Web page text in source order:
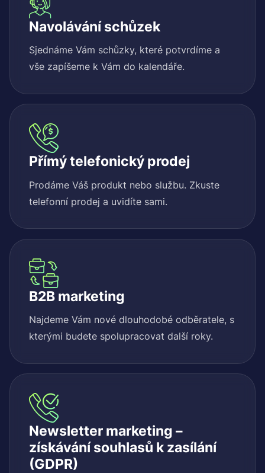
Navolávání schůzek
Sjednáme Vám schůzky, které potvrdíme a
vše zapíšeme k Vám do kalendáře.
Přímý telefonický prodej
Prodáme Váš produkt nebo službu. Zkuste
telefonní prodej a uvidíte sami.
B2B marketing
Najdeme Vám nové dlouhodobé odběratele, s
kterými budete spolupracovat další roky.
Newsletter marketing –
získávání souhlasů k zasílání
(GDPR)